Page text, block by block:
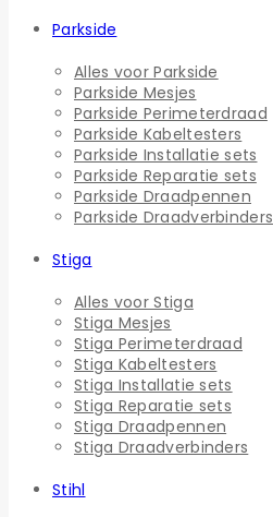
Parkside
Alles voor Parkside
Parkside Mesjes
Parkside Perimeterdraad
Parkside Kabeltesters
Parkside Installatie sets
Parkside Reparatie sets
Parkside Draadpennen
Parkside Draadverbinders
Stiga
Alles voor Stiga
Stiga Mesjes
Stiga Perimeterdraad
Stiga Kabeltesters
Stiga Installatie sets
Stiga Reparatie sets
Stiga Draadpennen
Stiga Draadverbinders
Stihl